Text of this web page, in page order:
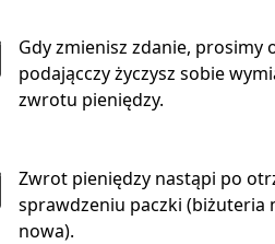
Gdy zmienisz zdanie, prosimy
podającczy życzysz sobie
zwrotu pieniędzy.
Zwrot pieniędzy nastąpi po
sprawdzeniu paczki (biżuteria
nowa).